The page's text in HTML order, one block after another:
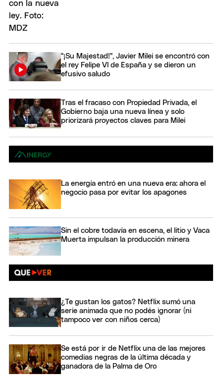
"¡Su Majestad!", Javier Milei se encontró con
el rey Felipe VI de España y se dieron un
efusivo saludo
Tras el fracaso con Propiedad Privada, el
Gobierno baja una nueva línea y solo
priorizará proyectos claves para Milei
La energía entró en una nueva era: ahora el
negocio pasa por evitar los apagones
Sin el cobre todavía en escena, el litio y Vaca
Muerta impulsan la producción minera
¿Te gustan los gatos? Netflix sumó una
serie animada que no podés ignorar (ni
tampoco ver con niños cerca)
Se está por ir de Netflix una de las mejores
comedias negras de la última década y
ganadora de la Palma de Oro